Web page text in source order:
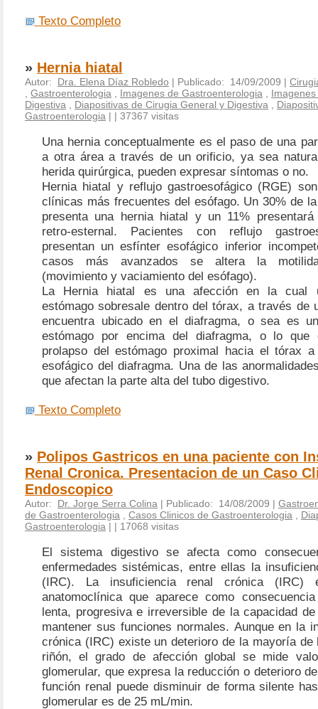
Texto Completo
» Hernia hiatal
Autor: Dra. Elena Díaz Robledo | Publicado: 14/09/2009 |
Gastroenterologia Imagenes de Gastroenterologia
Digestiva
Diapositivas de Cirugia General y Digestiva
Gastroenterologia | | 37367 visitas
Una hernia conceptualmente es el paso de una
a otra área a través de un orificio, ya sea
herida quirúrgica, pueden expresar síntomas o no.
Hernia hiatal y reflujo gastroesofágico (RGE)
clínicas más frecuentes del esófago. Un 30% de
presenta una hernia hiatal y un 11%
retro-esternal. Pacientes con reflujo
presentan un esfínter esofágico inferior
casos más avanzados se altera la
(movimiento y vaciamiento del esófago).
La Hernia hiatal es una afección en la cual
estómago sobresale dentro del tórax, a través de
encuentra ubicado en el diafragma, o sea es
estómago por encima del diafragma, o lo
prolapso del estómago proximal hacia el tórax
esofágico del diafragma. Una de las
que afectan la parte alta del tubo digestivo.
Texto Completo
» Polipos Gastricos en una paciente con
Renal Cronica. Presentacion de un Caso
Endoscopico
Autor: Dr. Jorge Serra Colina | Publicado: 14/08/2009 |
de Gastroenterologia
Casos Clinicos de Gastroenterologia
Gastroenterologia | | 17068 visitas
El sistema digestivo se afecta como
enfermedades sistémicas, entre ellas la
(IRC). La insuficiencia renal crónica (IRC)
anatomoclínica que aparece como
lenta, progresiva e irreversible de la capacidad
mantener sus funciones normales. Aunque en la
crónica (IRC) existe un deterioro de la mayoría de
riñón, el grado de afección global se mide
glomerular, que expresa la reducción o deterioro
función renal puede disminuir de forma silente
glomerular es de 25 mL/min.